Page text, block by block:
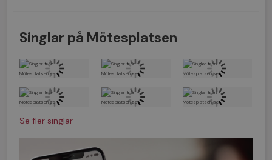
Singlar på Mötesplatsen
Se fler singlar